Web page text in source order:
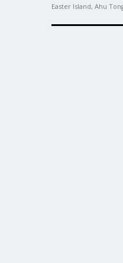
Easter Island, Ahu